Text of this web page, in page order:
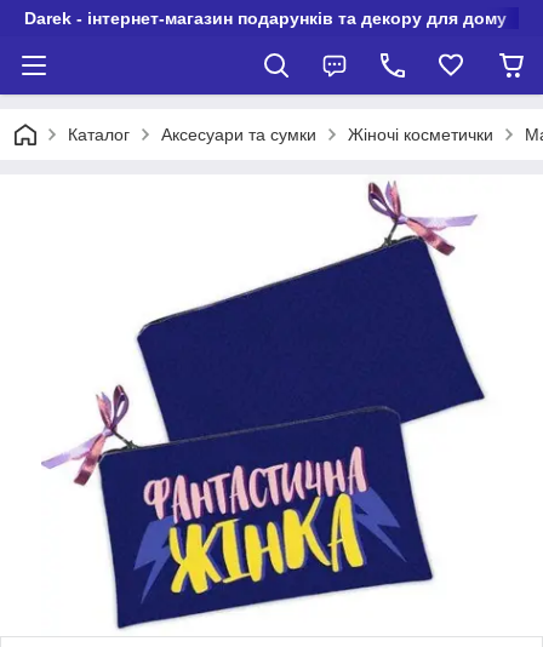
Darek - інтернет-магазин подарунків та декору для дому
Каталог Аксесуари та сумки Жіночі косметички